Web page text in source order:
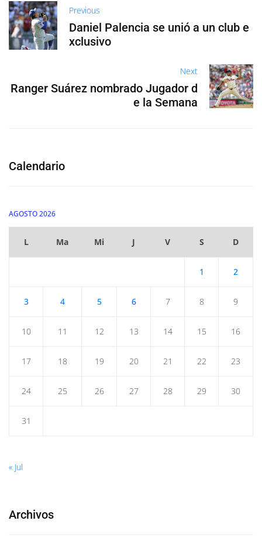
Previous
Daniel Palencia se unió a un club e
xclusivo
Next
Ranger Suárez nombrado Jugador d
e la Semana
Calendario
AGOSTO 2026
L Ma Mi J V S D
1 2
3 4 5 6 7 8 9
10 11 12 13 14 15 16
17 18 19 20 21 22 23
24 25 26 27 28 29 30
31
« Jul
Archivos